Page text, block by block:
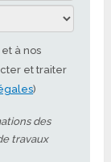
à nos
et traiter
)
des
travaux